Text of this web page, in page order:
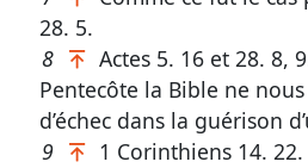
28. 5.
8
Actes 5. 16 et28. 8, 9
Pentecôte la Bible ne
d’échec dans la guérison
9
1 Corinthiens 14. 22.